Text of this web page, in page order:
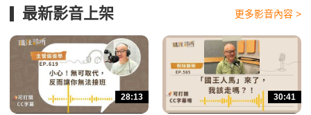
最新影音上架 更多影音內容 >
28:13 30:41